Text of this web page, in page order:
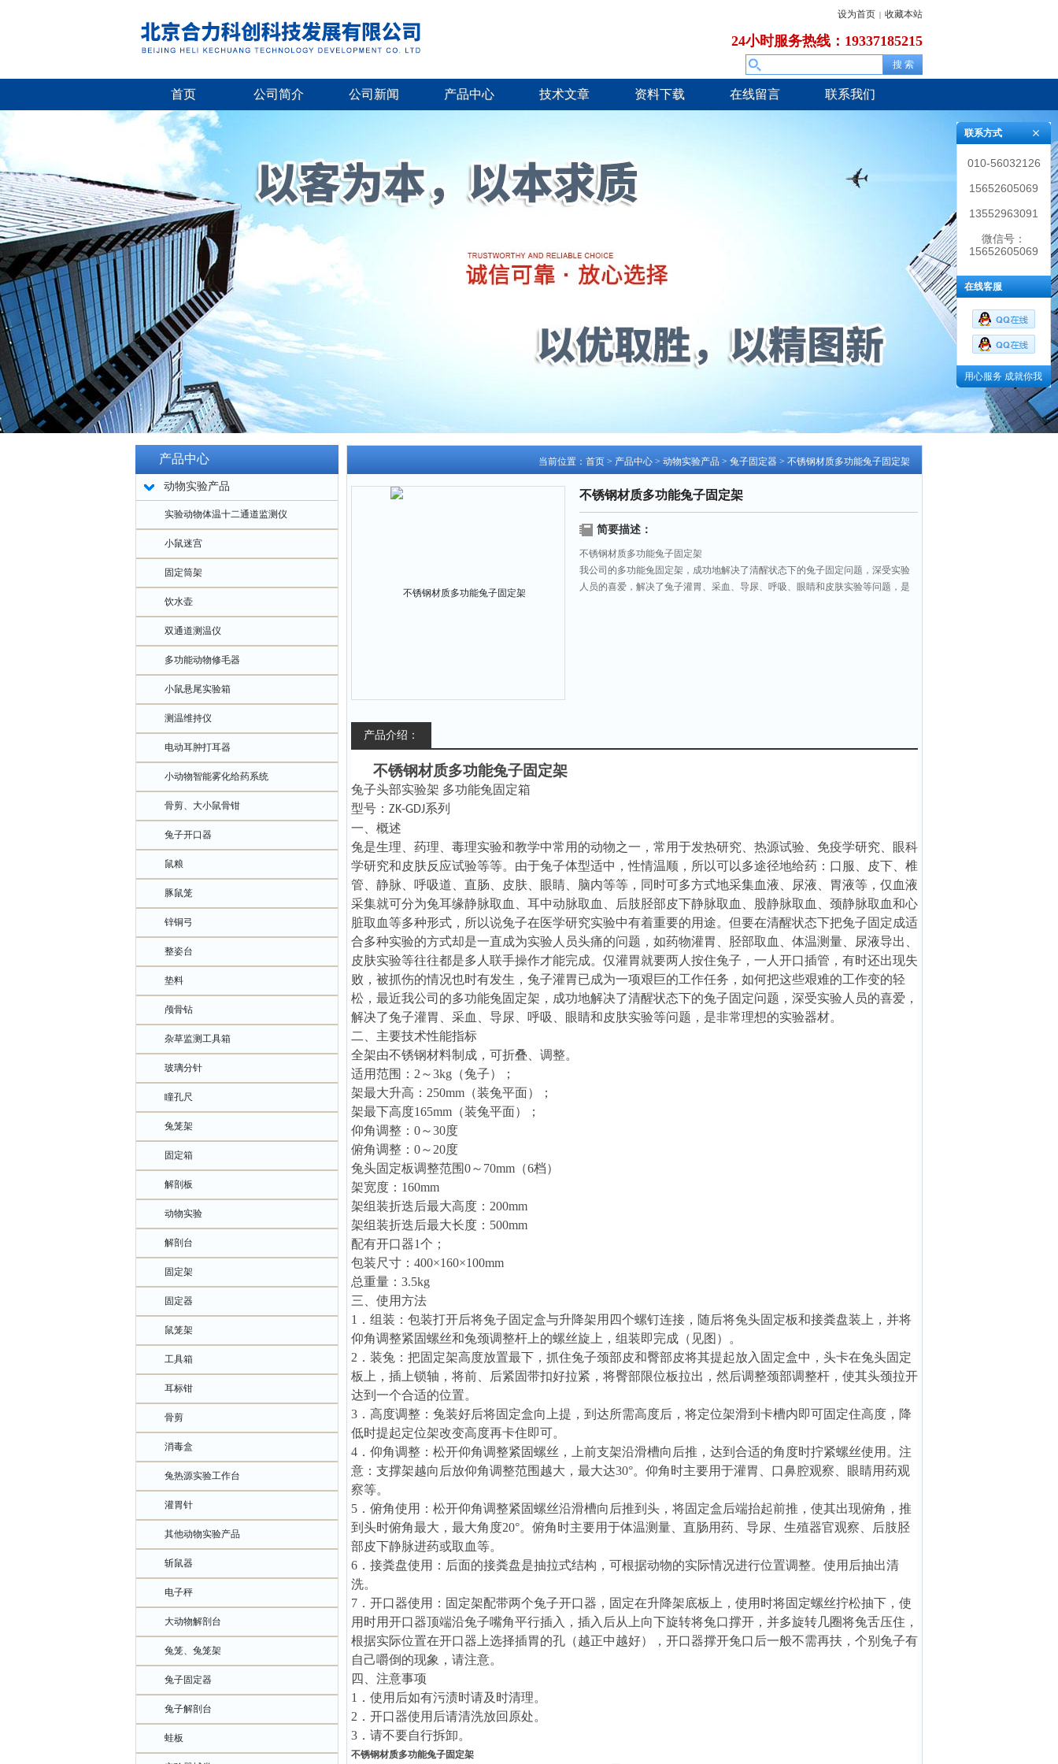
设为首页 | 收藏本站
24小时服务热线：19337185215
首页 公司简介 公司新闻 产品中心 技术文章 资料下载 在线留言 联系我们
产品中心
动物实验产品
实验动物体温十二通道监测仪
小鼠迷宫
固定筒架
饮水壶
双通道测温仪
多功能动物修毛器
小鼠悬尾实验箱
测温维持仪
电动耳肿打耳器
小动物智能雾化给药系统
骨剪、大小鼠骨钳
兔子开口器
鼠粮
豚鼠笼
锌铜弓
整姿台
垫料
颅骨钻
杂草监测工具箱
玻璃分针
瞳孔尺
兔笼架
固定箱
解剖板
动物实验
解剖台
固定架
固定器
鼠笼架
工具箱
耳标钳
骨剪
消毒盒
兔热源实验工作台
灌胃针
其他动物实验产品
斩鼠器
电子秤
大动物解剖台
兔笼、兔笼架
兔子固定器
兔子解剖台
蛙板
当前位置： 首页 > 产品中心 > 动物实验产品 > 兔子固定器 > 不锈钢材质多功能兔子固定架
不锈钢材质多功能兔子固定架
简要描述：
不锈钢材质多功能兔子固定架
我公司的多功能兔固定架，成功地解决了清醒状态下的兔子固定问题，深受实验
人员的喜爱，解决了兔子灌胃、采血、导尿、呼吸、眼睛和皮肤实验等问题，是
产品介绍：
不锈钢材质多功能兔子固定架
兔子头部实验架 多功能兔固定箱
型号： ZK-GDJ系列
一、概述
兔是生理、药理、毒理实验和教学中常用的动物之一，常用于发热研究、热源试验、免疫学研究、眼科
学研究和皮肤反应试验等等。由于兔子体型适中，性情温顺，所以可以多途径地给药：口服、皮下、椎
管、静脉、呼吸道、直肠、皮肤、眼睛、脑内等等，同时可多方式地采集血液、尿液、胃液等，仅血液
采集就可分为兔耳缘静脉取血、耳中动脉取血、后肢胫部皮下静脉取血、股静脉取血、颈静脉取血和心
脏取血等多种形式，所以说兔子在医学研究实验中有着重要的用途。但要在清醒状态下把兔子固定成适
合多种实验的方式却是一直成为实验人员头痛的问题，如药物灌胃、胫部取血、体温测量、尿液导出、
皮肤实验等往往都是多人联手操作才能完成。仅灌胃就要两人按住兔子，一人开口插管，有时还出现失
败，被抓伤的情况也时有发生，兔子灌胃已成为一项艰巨的工作任务，如何把这些艰难的工作变的轻
松 ，最近我公司的多功能兔固定架，成功地解决了清醒状态下的兔子固定问题，深受实验人员的喜爱，
解决了兔子灌胃、采血、导尿、呼吸、眼睛和皮肤实验等问题，是非常理想的实验器材。
二、主要技术性能指标
全架由不锈钢材料制成， 可折叠 、调整。
适用范围： 2～3kg（兔子）；
架最大升高： 250mm（装兔平面）；
架最下高度165mm（装兔平面）；
仰角调整： 0～30度
俯角调整： 0～20度
兔头固定板调整范围0～70mm（6档）
架宽度： 160mm
架组装折迭后最大高度： 200mm
架组装折迭后最大长度： 500mm
配有开口器1个；
包装尺寸： 400×160×100mm
总重量： 3.5kg
三、使用方法
1．组装：包装打开后将兔子固定盒与升降架用四个螺钉连接，随后将兔头固定板和接粪盘装上，并将
仰角调整紧固螺丝和兔颈调整杆上的螺丝旋上，组装即完成（见图）。
2．装兔：把固定架高度放置最下，抓住兔子颈部皮和臀部皮将其提起放入固定盒中，头卡在兔头固定
板上，插上锁轴，将前、后紧固带扣好拉紧，将臀部限位板拉出，然后调整颈部调整杆，使其头颈拉开
达到一个合适的位置。
3．高度调整：兔装好后将固定盒向上提，到达所需高度后，将定位架滑到卡槽内即可固定住高度，降
低时提起定位架改变高度再卡住即可。
4．仰角调整：松开仰角调整紧固螺丝，上前支架沿滑槽向后推，达到合适的角度时拧紧螺丝使用。注
意：支撑架越向后放仰角调整范围越大，最大达30°。仰角时主要用于灌胃、口鼻腔观察、眼睛用药观
察等。
5．俯角使用：松开仰角调整紧固螺丝沿滑槽向后推到头，将固定盒后端抬起前推，使其出现俯角，推
到头时俯角最大，最大角度20°。俯角时主要用于体温测量、直肠用药、导尿、生殖器官观察、后肢胫
部皮下静脉进药或取血等。
6．接粪盘使用：后面的接粪盘是抽拉式结构，可根据动物的实际情况进行位置调整。使用后抽出清
洗。
7．开口器使用：固定架配带两个兔子开口器，固定在升降架底板上，使用时将固定螺丝拧松抽下，使
用时用开口器顶端沿兔子嘴角平行插入，插入后从上向下旋转将兔口撑开，并多旋转几圈将兔舌压住，
根据实际位置在开口器上选择插胃的孔（越正中越好），开口器撑开兔口后一般不需再扶，个别兔子有
自己嚼倒的现象，请注意。
四、注意事项
1．使用后如有污渍时请及时清理。
2．开口器使用后请清洗放回原处。
3．请不要自行拆卸。
不锈钢材质多功能兔子固定架
联系方式
010-56032126
15652605069
13552963091
微信号：
15652605069
在线客服
用心服务 成就你我